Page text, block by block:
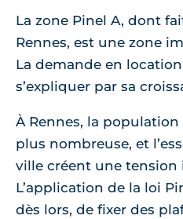
La zone Pinel A, dont
Rennes, est une zone
La demande en
s’expliquer par sa
À Rennes, la
plus nombreuse, et
ville créent une tension
L’application de la loi
dès lors, de fixer des